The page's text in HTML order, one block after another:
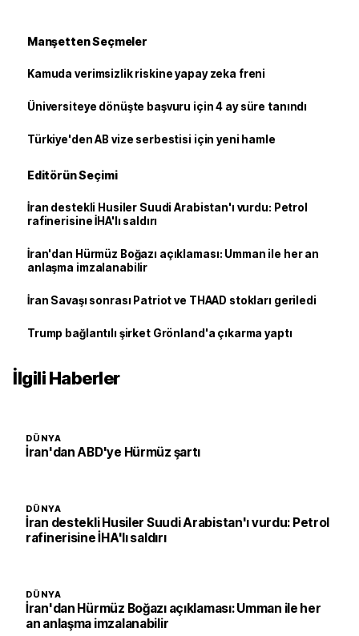
Manşetten Seçmeler
Kamuda verimsizlik riskine yapay zeka freni
Üniversiteye dönüşte başvuru için 4 ay süre tanındı
Türkiye'den AB vize serbestisi için yeni hamle
Editörün Seçimi
İran destekli Husiler Suudi Arabistan'ı vurdu: Petrol
rafinerisine İHA'lı saldırı
İran'dan Hürmüz Boğazı açıklaması: Umman ile her an
anlaşma imzalanabilir
İran Savaşı sonrası Patriot ve THAAD stokları geriledi
Trump bağlantılı şirket Grönland'a çıkarma yaptı
İlgili Haberler
DÜNYA
İran'dan ABD'ye Hürmüz şartı
DÜNYA
İran destekli Husiler Suudi Arabistan'ı vurdu: Petrol
rafinerisine İHA'lı saldırı
DÜNYA
İran'dan Hürmüz Boğazı açıklaması: Umman ile her
an anlaşma imzalanabilir